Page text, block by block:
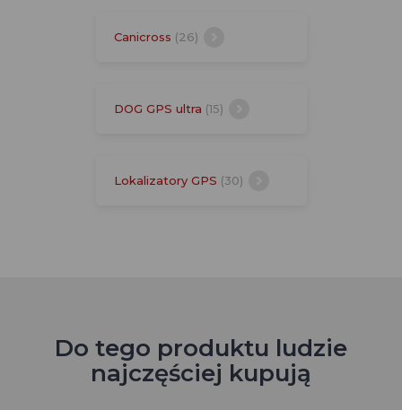
Canicross (26)
DOG GPS ultra (15)
Lokalizatory GPS (30)
Do tego produktu ludzie
najczęściej kupują